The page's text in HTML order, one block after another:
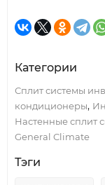
Категории
Сплит системы
кондиционеры,
Настенные сплит
General Climate
Тэги